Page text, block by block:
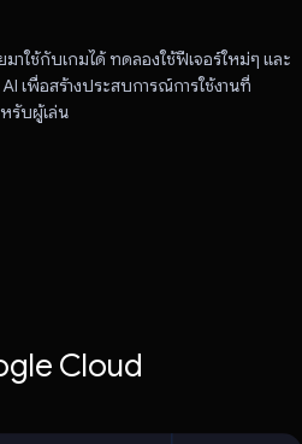
าใช้กับเกมได้ ทดลองใช้ฟีเจอร์ใหม่ๆ และ
เพื่อสร้างประสบการณ์การใช้งานที่
รับผู้เล่น
Cloud